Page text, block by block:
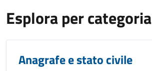
Esplora per categoria
Anagrafe e stato civile